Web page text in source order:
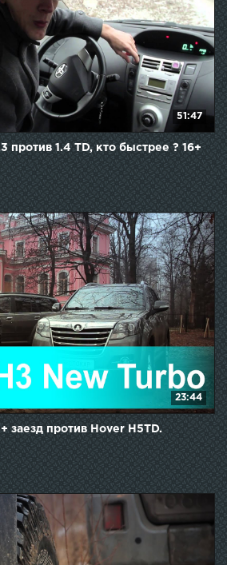
51:47
против 1.4 TD, кто быстрее ? 16+
23:44
заезд против Hover H5TD.